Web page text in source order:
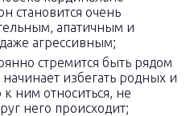
становится очень
апатичным и
агрессивным;
стремится быть рядом
избегать родных и
ним относиться, не
него происходит;